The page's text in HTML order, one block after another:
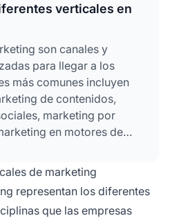
verticales en
son canales y
para llegar a los
más comunes incluyen
de contenidos,
marketing por
en motores de
cumple una
una estrategia de
de marketing
representan los diferentes
que las empresas